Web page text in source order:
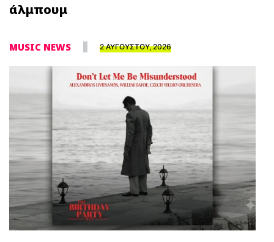
άλμπουμ
MUSIC NEWS 2 ΑΥΓΟΥΣΤΟΥ, 2026